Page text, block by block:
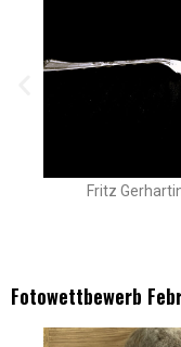
Fritz
Fotowettbewerb